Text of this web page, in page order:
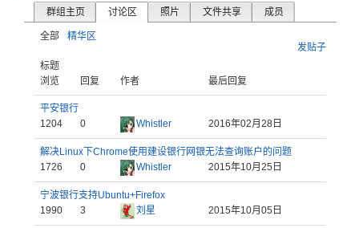
群组主页
讨论区 照片 文件共享 成员
全部
精华区
发贴子
标题
浏览
回复 作者 最后回复
平安银行
1204
0 Whistler 2016年02月28日
解决Linux下Chrome使用建设银行网银无法查询账户的问题
1726
0 Whistler 2015年10月25日
宁波银行支持Ubuntu+Firefox
1990
3 刘星 2015年10月05日